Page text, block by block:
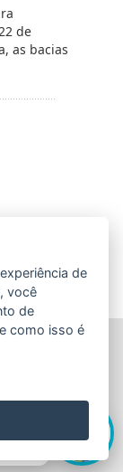
de
as bacias
hoje?
DO
de
você
de
como isso é